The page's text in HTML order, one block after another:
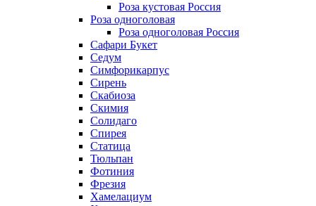
Роза кустовая Россия
Роза одноголовая
Роза одноголовая Россия
Сафари Букет
Седум
Симфорикарпус
Сирень
Скабиоза
Скимия
Солидаго
Спирея
Статица
Тюльпан
Фотиния
Фрезия
Хамелациум